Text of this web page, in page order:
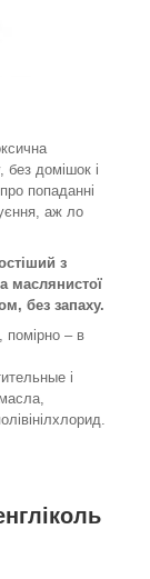
без домішок і
попаданні
аж ло
з
маслянистої
без запаху.
помірно – в
і